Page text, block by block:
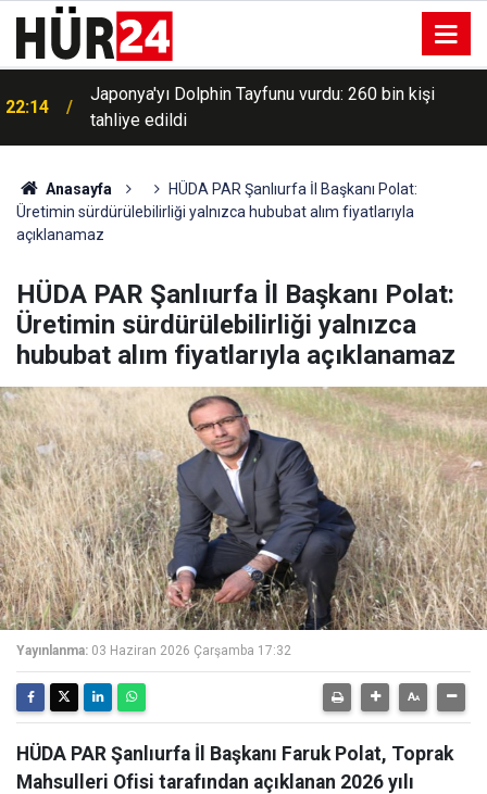
22:14
Japonya'yı Dolphin Tayfunu vurdu: 260 bin kişi
tahliye edildi
21:58
Menderes Belediye Başkanı İlkay Çiçek görevden
Anasayfa
HÜDA PAR Şanlıurfa İl Başkanı Polat:
Üretimin sürdürülebilirliği yalnızca hububat alım fiyatlarıyla
açıklanamaz
HÜDA PAR Şanlıurfa İl Başkanı Polat:
Üretimin sürdürülebilirliği yalnızca
hububat alım fiyatlarıyla açıklanamaz
Yayınlanma: 03 Haziran 2026 Çarşamba 17:32
HÜDA PAR Şanlıurfa İl Başkanı Faruk Polat, Toprak
Mahsulleri Ofisi tarafından açıklanan 2026 yılı